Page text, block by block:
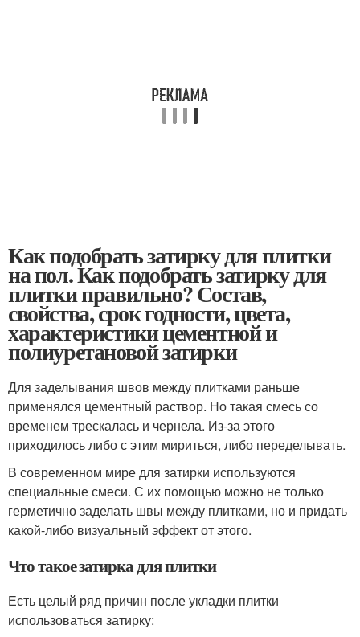
Как подобрать затирку для плитки
на пол. Как подобрать затирку для
плитки правильно? Состав,
свойства, срок годности, цвета,
характеристики цементной и
полиуретановой затирки
Для заделывания швов между плитками раньше
применялся цементный раствор. Но такая смесь со
временем трескалась и чернела. Из-за этого
приходилось либо с этим мириться, либо переделывать.
В современном мире для затирки используются
специальные смеси. С их помощью можно не только
герметично заделать швы между плитками, но и придать
какой-либо визуальный эффект от этого.
Что такое затирка для плитки
Есть целый ряд причин после укладки плитки
использоваться затирку: